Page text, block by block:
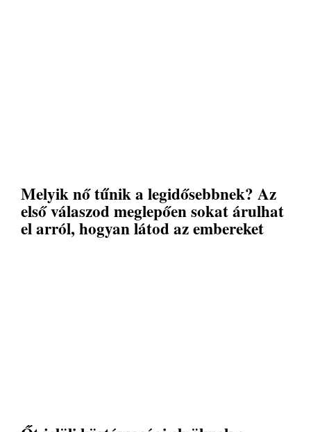
Melyik nő tűnik a legidősebbnek? Az
első válaszod meglepően sokat árulhat
el arról, hogyan látod az embereket